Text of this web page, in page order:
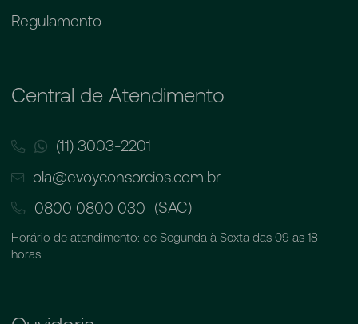
Regulamento
Central de Atendimento
(11) 3003-2201
ola@evoyconsorcios.com.br
0800 0800 030 (SAC)
Horário de atendimento: de Segunda à Sexta das 09 as 18
horas.